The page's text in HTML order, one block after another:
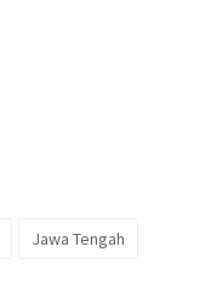
Jawa Tengah